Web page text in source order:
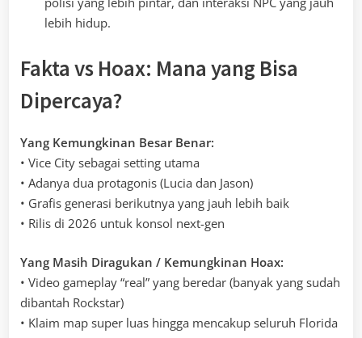
lebih hidup.
Fakta vs Hoax: Mana yang Bisa
Dipercaya?
Yang Kemungkinan Besar Benar:
• Vice City sebagai setting utama
• Adanya dua protagonis (Lucia dan Jason)
• Grafis generasi berikutnya yang jauh lebih baik
• Rilis di 2026 untuk konsol next-gen
Yang Masih Diragukan / Kemungkinan Hoax:
• Video gameplay “real” yang beredar (banyak yang sudah
dibantah Rockstar)
• Klaim map super luas hingga mencakup seluruh Florida